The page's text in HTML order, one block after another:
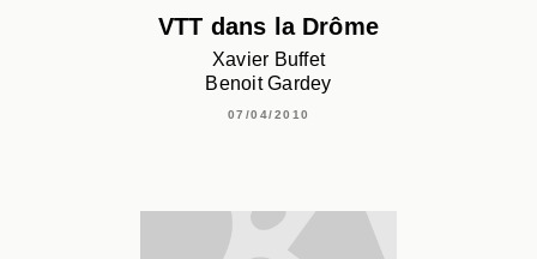
VTT dans la Drôme
Xavier Buffet
Benoit Gardey
07/04/2010